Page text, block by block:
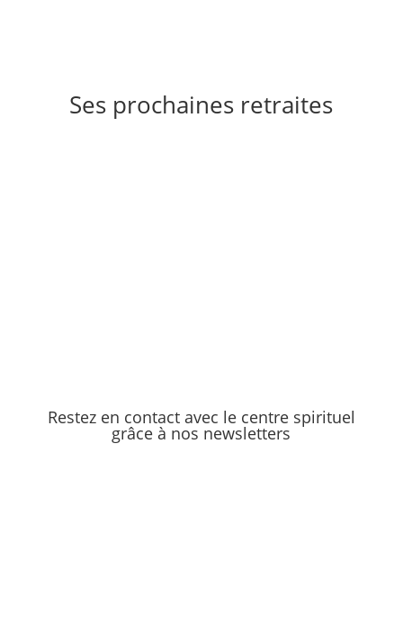
Ses prochaines retraites
Restez en contact avec le centre spirituel
grâce à nos newsletters